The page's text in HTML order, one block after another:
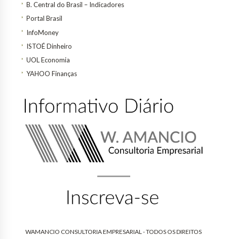
B. Central do Brasil – Indicadores
Portal Brasil
InfoMoney
ISTOÉ Dinheiro
UOL Economia
YAHOO Finanças
WAMANCIO CONSULTORIA EMPRESARIAL - TODOS OS DIREITOS